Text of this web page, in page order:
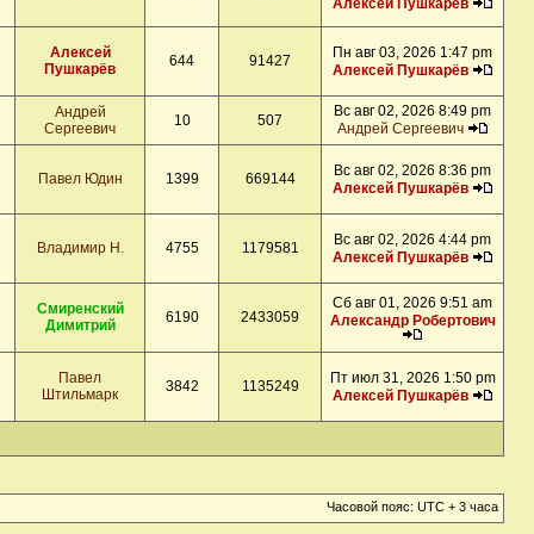
Алексей Пушкарёв
Алексей
Пушкарёв
644 91427
Пн авг 03, 2026 1:47 pm
Алексей Пушкарёв
Андрей
Сергеевич
10 507
Вс авг 02, 2026 8:49 pm
Андрей Сергеевич
Павел Юдин 1399 669144
Вс авг 02, 2026 8:36 pm
Алексей Пушкарёв
Владимир Н. 4755 1179581
Вс авг 02, 2026 4:44 pm
Алексей Пушкарёв
Смиренский
Димитрий
6190 2433059
Сб авг 01, 2026 9:51 am
Александр Робертович
Павел
Штильмарк
3842 1135249
Пт июл 31, 2026 1:50 pm
Алексей Пушкарёв
Часовой пояс: UTC + 3 часа